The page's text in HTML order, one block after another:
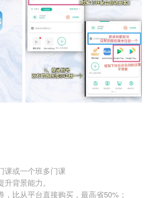
课或一个班多门课
背景能力。
比从平台直接购买，最高省50%；